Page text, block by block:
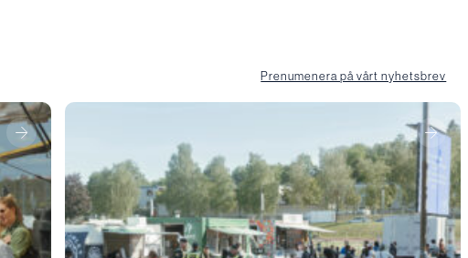
Prenumenera på vårt nyhetsbrev